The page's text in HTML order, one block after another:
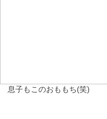
息子もこのおももち(笑)